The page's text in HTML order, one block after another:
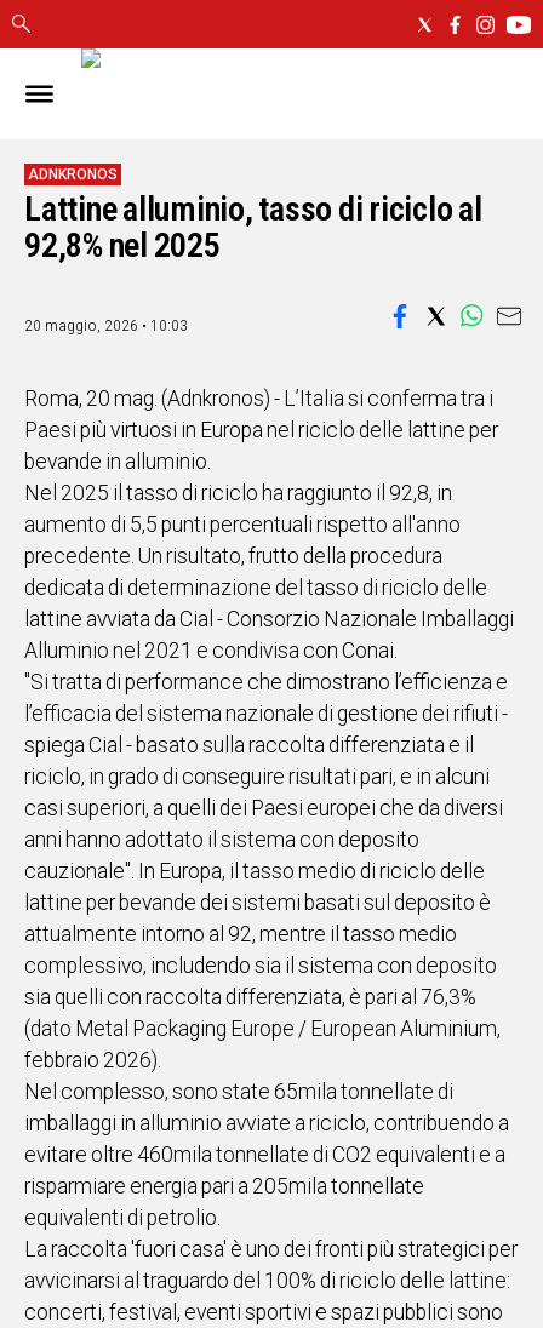
IN
CAGLIARI
SASSARI
NUORO
ORISTANO
GALLURA
MEDIO
CAMPIDANO
ALTRE
NOTIZIE
POLITICA
IN
ITALIA
NEL
MONDO
SPORT
EVENTI
STORIE
VIDEO
Vai
UNISCITI
AL CANALE
WHATSAPP
Social
ADNKRONOS
Lattine alluminio, tasso di riciclo al
92,8% nel 2025
20 maggio, 2026 • 10:03
Roma, 20 mag. (Adnkronos) - L’Italia si conferma tra i
Paesi più virtuosi in Europa nel riciclo delle lattine per
bevande in alluminio.
Nel 2025 il tasso di riciclo ha raggiunto il 92,8, in
aumento di 5,5 punti percentuali rispetto all'anno
precedente. Un risultato, frutto della procedura
dedicata di determinazione del tasso di riciclo delle
lattine avviata da Cial - Consorzio Nazionale Imballaggi
Alluminio nel 2021 e condivisa con Conai.
"Si tratta di performance che dimostrano l’efficienza e
l’efficacia del sistema nazionale di gestione dei rifiuti -
spiega Cial - basato sulla raccolta differenziata e il
riciclo, in grado di conseguire risultati pari, e in alcuni
casi superiori, a quelli dei Paesi europei che da diversi
anni hanno adottato il sistema con deposito
cauzionale". In Europa, il tasso medio di riciclo delle
lattine per bevande dei sistemi basati sul deposito è
attualmente intorno al 92, mentre il tasso medio
complessivo, includendo sia il sistema con deposito
sia quelli con raccolta differenziata, è pari al 76,3%
(dato Metal Packaging Europe / European Aluminium,
febbraio 2026).
Nel complesso, sono state 65mila tonnellate di
imballaggi in alluminio avviate a riciclo, contribuendo a
evitare oltre 460mila tonnellate di CO2 equivalenti e a
risparmiare energia pari a 205mila tonnellate
equivalenti di petrolio.
La raccolta 'fuori casa' è uno dei fronti più strategici per
avvicinarsi al traguardo del 100% di riciclo delle lattine:
concerti, festival, eventi sportivi e spazi pubblici sono